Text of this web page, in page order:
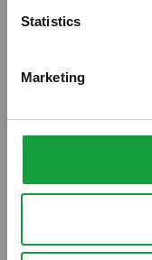
Statistics
Marketing
Davide Censi